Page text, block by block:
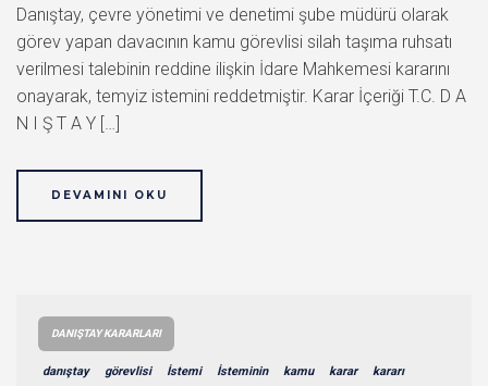
Danıştay, çevre yönetimi ve denetimi şube müdürü olarak
görev yapan davacının kamu görevlisi silah taşıma ruhsatı
verilmesi talebinin reddine ilişkin İdare Mahkemesi kararını
onayarak, temyiz istemini reddetmiştir. Karar İçeriği T.C. D A
N I Ş T A Y […]
DEVAMINI OKU
DANIŞTAY KARARLARI
danıştay görevlisi İstemi İsteminin kamu karar kararı